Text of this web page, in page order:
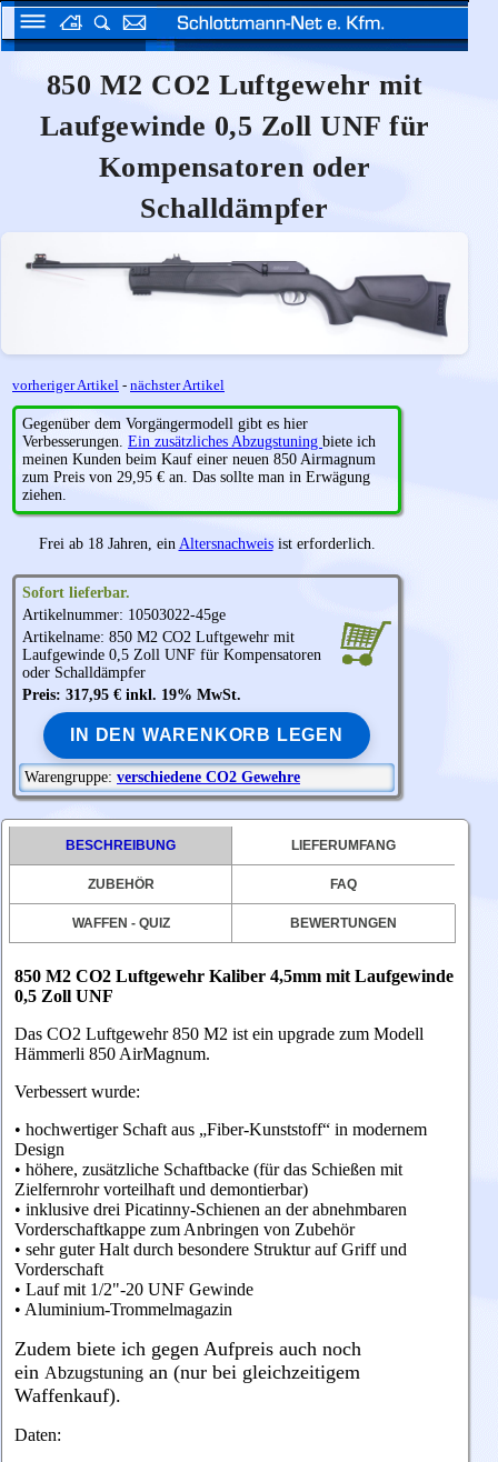
850 M2 CO2 Luftgewehr mit
Laufgewinde 0,5 Zoll UNF für
Kompensatoren oder
Schalldämpfer
vorheriger Artikel - nächster Artikel
Gegenüber dem Vorgängermodell gibt es hier
Verbesserungen. Ein zusätzliches Abzugstuning biete ich
meinen Kunden beim Kauf einer neuen 850 Airmagnum
zum Preis von 29,95 € an. Das sollte man in Erwägung
ziehen.
Frei ab 18 Jahren, ein Altersnachweisist erforderlich.
Sofort lieferbar.
Artikelnummer: 10503022-45ge
Artikelname: 850 M2 CO2 Luftgewehr mit
Laufgewinde 0,5 Zoll UNF für Kompensatoren
oder Schalldämpfer
Preis: 317,95 € inkl. 19% MwSt.
IN DEN WARENKORB LEGEN
Warengruppe: verschiedene CO2 Gewehre
BESCHREIBUNG LIEFERUMFANG
ZUBEHÖR FAQ
WAFFEN - QUIZ BEWERTUNGEN
850 M2 CO2 Luftgewehr Kaliber 4,5mm mit Laufgewinde
0,5 Zoll UNF
Das CO2 Luftgewehr 850 M2 ist ein upgrade zum Modell
Hämmerli 850 AirMagnum.
Verbessert wurde:
• hochwertiger Schaft aus „Fiber-Kunststoff“ in modernem
Design
• höhere, zusätzliche Schaftbacke (für das Schießen mit
Zielfernrohr vorteilhaft und demontierbar)
• inklusive drei Picatinny-Schienen an der abnehmbaren
Vorderschaftkappe zum Anbringen von Zubehör
• sehr guter Halt durch besondere Struktur auf Griff und
Vorderschaft
• Lauf mit 1/2"-20 UNF Gewinde
• Aluminium-Trommelmagazin
Zudem biete ich gegen Aufpreis auch noch
ein Abzugstuning an (nur bei gleichzeitigem
Waffenkauf).
Daten: